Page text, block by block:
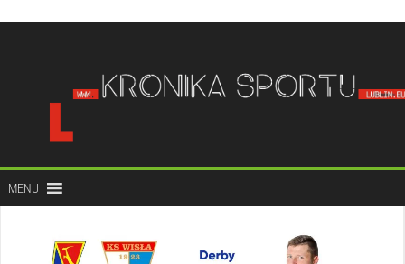
treści
MENU